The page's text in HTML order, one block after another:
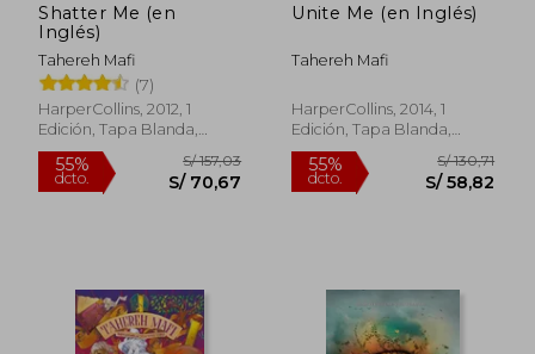
Shatter Me (en
Inglés)
Tahereh Mafi
(7)
HarperCollins, 2012, 1
Edición, Tapa Blanda,
Nuevo
Unite Me (en Inglés)
Tahereh Mafi
HarperCollins, 2014, 1
Edición, Tapa Blanda,
Nuevo